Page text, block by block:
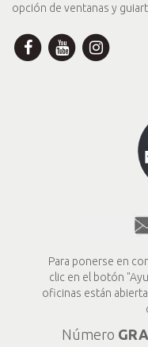
opción de ventanas y
Para ponerse en
clic en el botón
oficinas están
Número